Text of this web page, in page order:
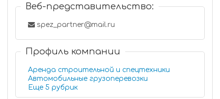
Веб-представительство:
spez_partner@mail.ru
Профиль компании
Аренда строительной и спецтехники
Автомобильные грузоперевозки
Еще 5 рубрик